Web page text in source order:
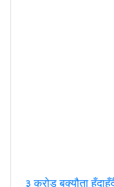
३ करोड बक्यौता